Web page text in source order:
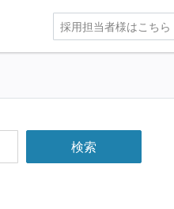
採用担当者様はこちら